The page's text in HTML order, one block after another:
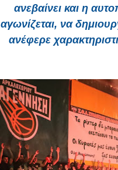
ανεβαίνει και η
αγωνίζεται, να
ανέφερε